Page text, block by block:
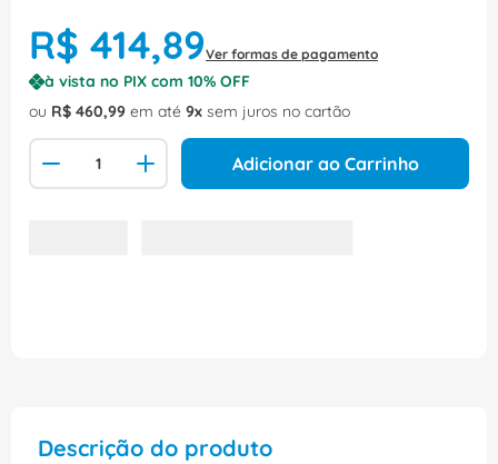
R$ 414,89Ver formas de pagamento
à vista no PIX com 10% OFF
ou R$ 460,99 em até 9 sem juros no cartão
Adicionar ao Carrinho
Descrição do produto